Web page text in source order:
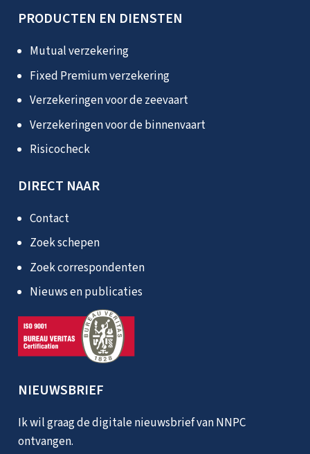
PRODUCTEN EN DIENSTEN
Mutual verzekering
Fixed Premium verzekering
Verzekeringen voor de zeevaart
Verzekeringen voor de binnenvaart
Risicocheck
DIRECT NAAR
Contact
Zoek schepen
Zoek correspondenten
Nieuws en publicaties
NIEUWSBRIEF
Ik wil graag de digitale nieuwsbrief van NNPC
ontvangen.